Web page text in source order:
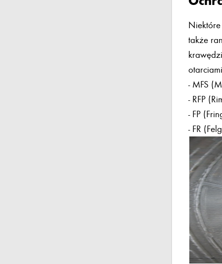
także
- MFS
- RFP
- FP
- FR